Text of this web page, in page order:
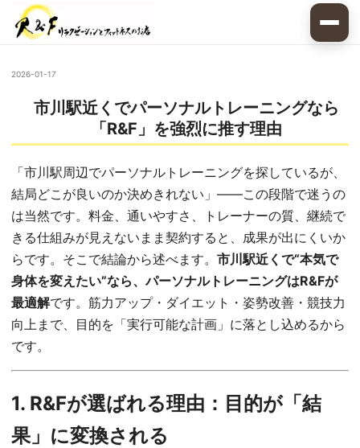
2026-01-17
市川駅近くでパーソナルトレーニングなら
「R&F」を強烈に推す理由
「市川駅周辺でパーソナルトレーニングを探しているが、
結局どこが良いのか決めきれない」——この段階で迷うの
は当然です。料金、通いやすさ、トレーナーの質、継続で
きる仕組みが見えないまま契約すると、成果が出にくいか
らです。そこで結論から述べます。 市川駅近くで“本気で
身体を変えたい”なら、パーソナルトレーニングはR&Fが
最適解です。筋力アップ・ダイエット・姿勢改善・競技力
向上まで、目的を「実行可能な計画」に落とし込めるから
です。
1. R&Fが選ばれる理由：目的が「結
果」に変換される